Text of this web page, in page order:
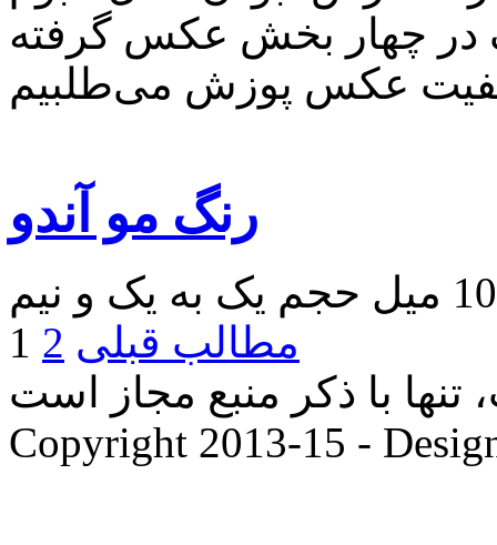
در چهار بخش عکس گرفته
عکس پوزش می‌طلبیم.
رنگ مو آندو
1 2 مطالب قبلی
با ذکر منبع مجاز است. |
Copyright 2013-15 -